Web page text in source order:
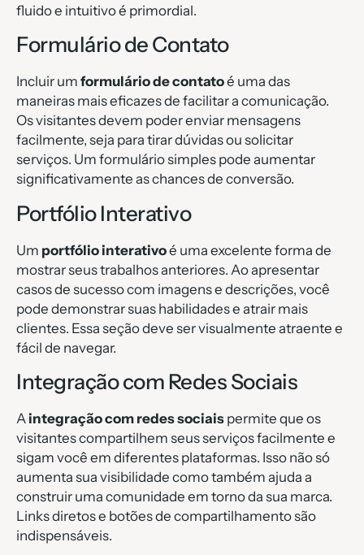
fluido e intuitivo é primordial.
Formulário de Contato
Incluir um formulário de contatoé uma das
maneiras mais eficazes de facilitar a comunicação.
Os visitantes devem poder enviar mensagens
facilmente, seja para tirar dúvidas ou solicitar
serviços. Um formulário simples pode aumentar
significativamente as chances de conversão.
Portfólio Interativo
Um portfólio interativoé uma excelente forma de
mostrar seus trabalhos anteriores. Ao apresentar
casos de sucesso com imagens e descrições, você
pode demonstrar suas habilidades e atrair mais
clientes. Essa seção deve ser visualmente atraente e
fácil de navegar.
Integração com Redes Sociais
A integração com redes sociais permite que os
visitantes compartilhem seus serviços facilmente e
sigam você em diferentes plataformas. Isso não só
aumenta sua visibilidade como também ajuda a
construir uma comunidade em torno da sua marca.
Links diretos e botões de compartilhamento são
indispensáveis.